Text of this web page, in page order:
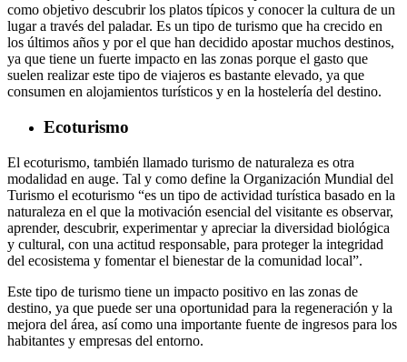
como objetivo descubrir los platos típicos y conocer la cultura de un
lugar a través del paladar. Es un tipo de turismo que ha crecido en
los últimos años y por el que han decidido apostar muchos destinos,
ya que tiene un fuerte impacto en las zonas porque el gasto que
suelen realizar este tipo de viajeros es bastante elevado, ya que
consumen en alojamientos turísticos y en la hostelería del destino.
Ecoturismo
El ecoturismo, también llamado turismo de naturaleza es otra
modalidad en auge. Tal y como define la Organización Mundial del
Turismo el ecoturismo “es un tipo de actividad turística basado en la
naturaleza en el que la motivación esencial del visitante es observar,
aprender, descubrir, experimentar y apreciar la diversidad biológica
y cultural, con una actitud responsable, para proteger la integridad
del ecosistema y fomentar el bienestar de la comunidad local”.
Este tipo de turismo tiene un impacto positivo en las zonas de
destino, ya que puede ser una oportunidad para la regeneración y la
mejora del área, así como una importante fuente de ingresos para los
habitantes y empresas del entorno.